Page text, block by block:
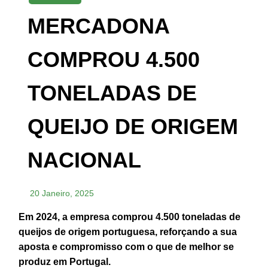
MERCADONA
COMPROU 4.500
TONELADAS DE
QUEIJO DE ORIGEM
NACIONAL
20 Janeiro, 2025
Em 2024, a empresa comprou 4.500 toneladas de
queijos de origem portuguesa, reforçando a sua
aposta e compromisso com o que de melhor se
produz em Portugal.